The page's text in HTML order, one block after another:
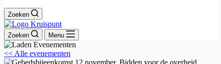
Zoeken
Zoeken Menu
<< Alle evenementen